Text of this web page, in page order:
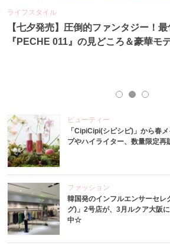
ライフスタイル
【七夕発売】圧倒的ファンタジー！
『PECHE 011』の見どころ＆豪華モ
ビューティー
「CipiCipi(シピシピ)」から春
プやハイライター、数量限定再
ファッション
韓国発のインフルエンサーセレ
グ)」2号店が、3月ルクア大阪
中☆